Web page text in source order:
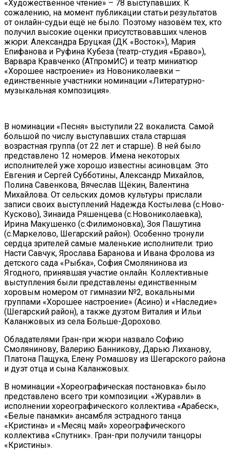
«Художественное чтение» – 78 выступавших. К
сожалению, на момент публикации статьи результатов
от онлайн-судьи ещё не было. Поэтому назовём тех, кто
получил высокие оценки присутствовавших членов
жюри: Александра Бруцкая (ДК «Восток»), Мария
Епифанова и Руфина Кубеза (театр-студия «Браво»),
Варвара Кравченко (АТпромИС) и театр миниатюр
«Хорошее настроение» из Новониколаевки –
единственные участники номинации «Литературно-
музыкальная композиция».
В номинации «Песня» выступили 22 вокалиста. Самой
большой по числу выступавших стала старшая
возрастная группа (от 22 лет и старше). В ней было
представлено 12 номеров. Имена некоторых
исполнителей уже хорошо известны асиновцам. Это
Евгения и Сергей Субботины, Александр Михайлов,
Полина Савенкова, Вячеслав Щёкин, Валентина
Михайлова. От сельских домов культуры прислали
записи своих выступлений Надежда Костылева (с.Ново-
Кусково), Зинаида Ряшенцева (с.Новониколаевка),
Ирина Макушенко (с.Филимоновка), Зоя Пашутина
(с.Маркелово, Шегарский район). Особенно тронули
сердца зрителей самые маленькие исполнители: трио
Насти Савчук, Ярослава Баранова и Ивана Фролова из
детского сада «Рыбка», София Смолянинова из
Ягодного, принявшая участие онлайн. Коллективные
выступления были представлены единственным
хоровым номером от гимназии №2, вокальными
группами «Хорошее настроение» (Асино) и «Наследие»
(Шегарский район), а также дуэтом Виталия и Ильи
Каланжовых из села Больше-Дорохово.
Обладателями Гран-при жюри назвало Софию
Смолянинову, Валерию Банникову, Дарью Лиханову,
Платона Пащука, Елену Ромашову из Шегарского района
и дуэт отца и сына Каланжовых.
В номинации «Хореографическая постановка» было
представлено всего три композиции: «Журавли» в
исполнении хореографического коллектива «Арабеск»,
«Белые панамки» ансамбля эстрадного танца
«Кристина» и «Месяц май» хореографического
коллектива «Спутник». Гран-при получили танцоры
«Кристины».